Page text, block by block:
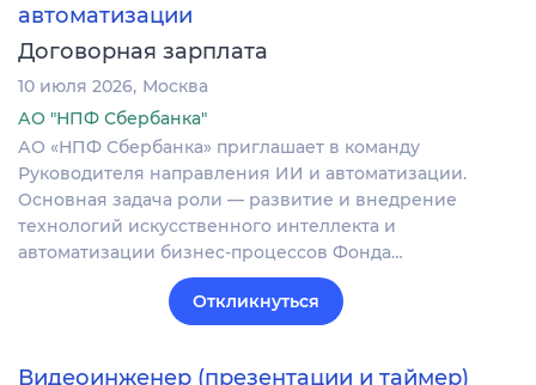
автоматизации
Договорная зарплата
10 июля 2026 Москва
АО "НПФ Сбербанка"
АО «НПФ Сбербанка» приглашает в команду
Руководителя направления ИИ и автоматизации.
Основная задача роли — развитие и внедрение
технологий искусственного интеллекта и
автоматизации бизнес-процессов Фонда…
Откликнуться
Видеоинженер (презентации и таймер)